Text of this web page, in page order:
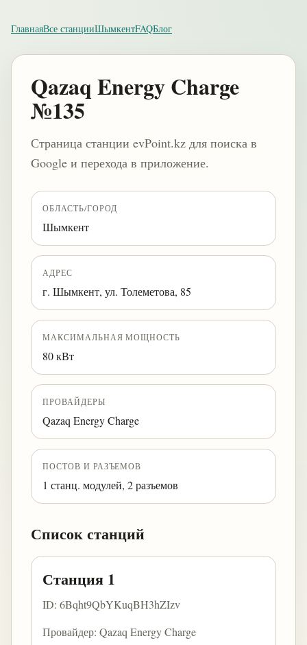
ГлавнаяВсе станцииШымкентFAQБлог
Qazaq Energy Charge
№135
Страница станции evPoint.kz для поиска в
Google и перехода в приложение.
ОБЛАСТЬ/ГОРОД
Шымкент
АДРЕС
г. Шымкент, ул. Толеметова, 85
МАКСИМАЛЬНАЯ МОЩНОСТЬ
80 кВт
ПРОВАЙДЕРЫ
Qazaq Energy Charge
ПОСТОВ И РАЗЪЕМОВ
1 станц. модулей, 2 разъемов
Список станций
Станция 1
ID: 6Bqht9QbYKuqBH3hZIzv
Провайдер: Qazaq Energy Charge